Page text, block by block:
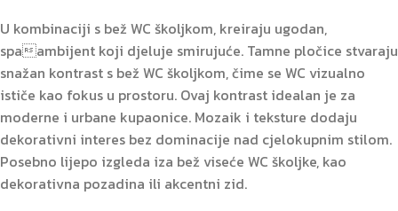
U kombinaciji s bež WC školjkom, kreiraju ugodan,
spaambijent koji djeluje smirujuće. Tamne pločice stvaraju
snažan kontrast s bež WC školjkom, čime se WC vizualno
ističe kao fokus u prostoru. Ovaj kontrast idealan je za
moderne i urbane kupaonice. Mozaik i teksture dodaju
dekorativni interes bez dominacije nad cjelokupnim stilom.
Posebno lijepo izgleda iza bež viseće WC školjke, kao
dekorativna pozadina ili akcentni zid.